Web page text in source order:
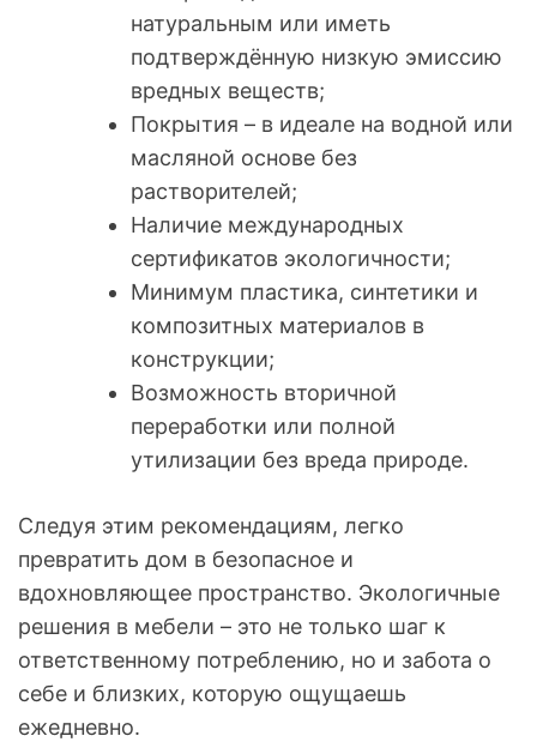
натуральным или иметь
подтверждённую низкую эмиссию
вредных веществ;
Покрытия – в идеале на водной или
масляной основе без
растворителей;
Наличие международных
сертификатов экологичности;
Минимум пластика, синтетики и
композитных материалов в
конструкции;
Возможность вторичной
переработки или полной
утилизации без вреда природе.
Следуя этим рекомендациям, легко
превратить дом в безопасное и
вдохновляющее пространство. Экологичные
решения в мебели – это не только шаг к
ответственному потреблению, но и забота о
себе и близких, которую ощущаешь
ежедневно.